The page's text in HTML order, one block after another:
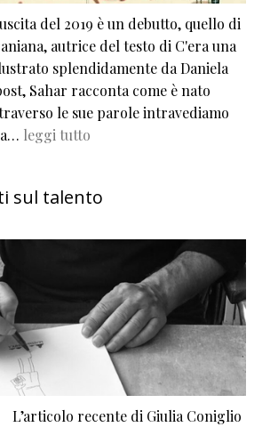
del 2019 è un debutto, quello di
autrice del testo di C'era una
splendidamente da Daniela
Sahar racconta come è nato
le sue parole intravediamo
leggi tutto
sul talento
recente di Giulia Coniglio